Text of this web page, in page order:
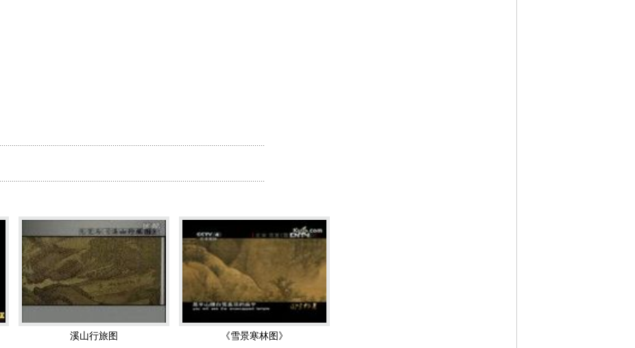
也以沉稳老辣的笔墨，画出雪后北方山川奇观。山势嵯峨，岩壑幽深，近处树木形象甚有姿态，平远处亦有峻岭起
本，水墨，纵206.3厘米，横103.3厘米。画中巨峰巍然耸矗，山涧中瀑布直泻而下，峻厚的山峦长着茂密的林木，
的磅礴气势。山脚下雾气迷蒙，近处大石兀立，老树挺生，溪水潺潺。山路上有旅人赶着驮队走过，人畜虽皆画得其
听到驴蹄得得之声。
画谱》著录当时宫廷收藏他的作品达58件。流传至今的代表作品有《溪山行旅图》《临流独坐图》《雪山萧寺
能独辟蹊径，因而宋人将其与关仝、李成并列，誉为“三家鼎峙，百代标程”。元代汤垕《画鉴》则认为“宋世山水超
已”，又谓“董源得山之神气，李成得山之体貌，范宽得山之骨法，故三家照耀古今，为百代师法”，都对范宽的艺术
师法范宽的画家有黄怀玉、纪真、商训、宁涛等人，南宋的李唐好学范宽，其后又有马远、夏圭等人学习李唐，使得
溪山行旅图 《雪景寒林图》